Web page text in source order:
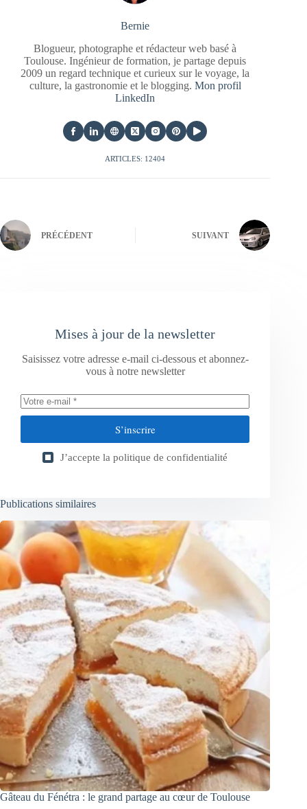
Bernie
Blogueur, photographe et rédacteur web basé à
Toulouse. Ingénieur de formation, je partage depuis
2009 un regard technique et curieux sur le voyage, la
culture, la gastronomie et le blogging. Mon profil
LinkedIn
ARTICLES: 12404
PRÉCÉDENT SUIVANT
Mises à jour de la newsletter
Saisissez votre adresse e-mail ci-dessous et abonnez-
vous à notre newsletter
S’inscrire
J’accepte la politique de confidentialité
Publications similaires
Gâteau du Fénétra : le grand partage au cœur de Toulouse